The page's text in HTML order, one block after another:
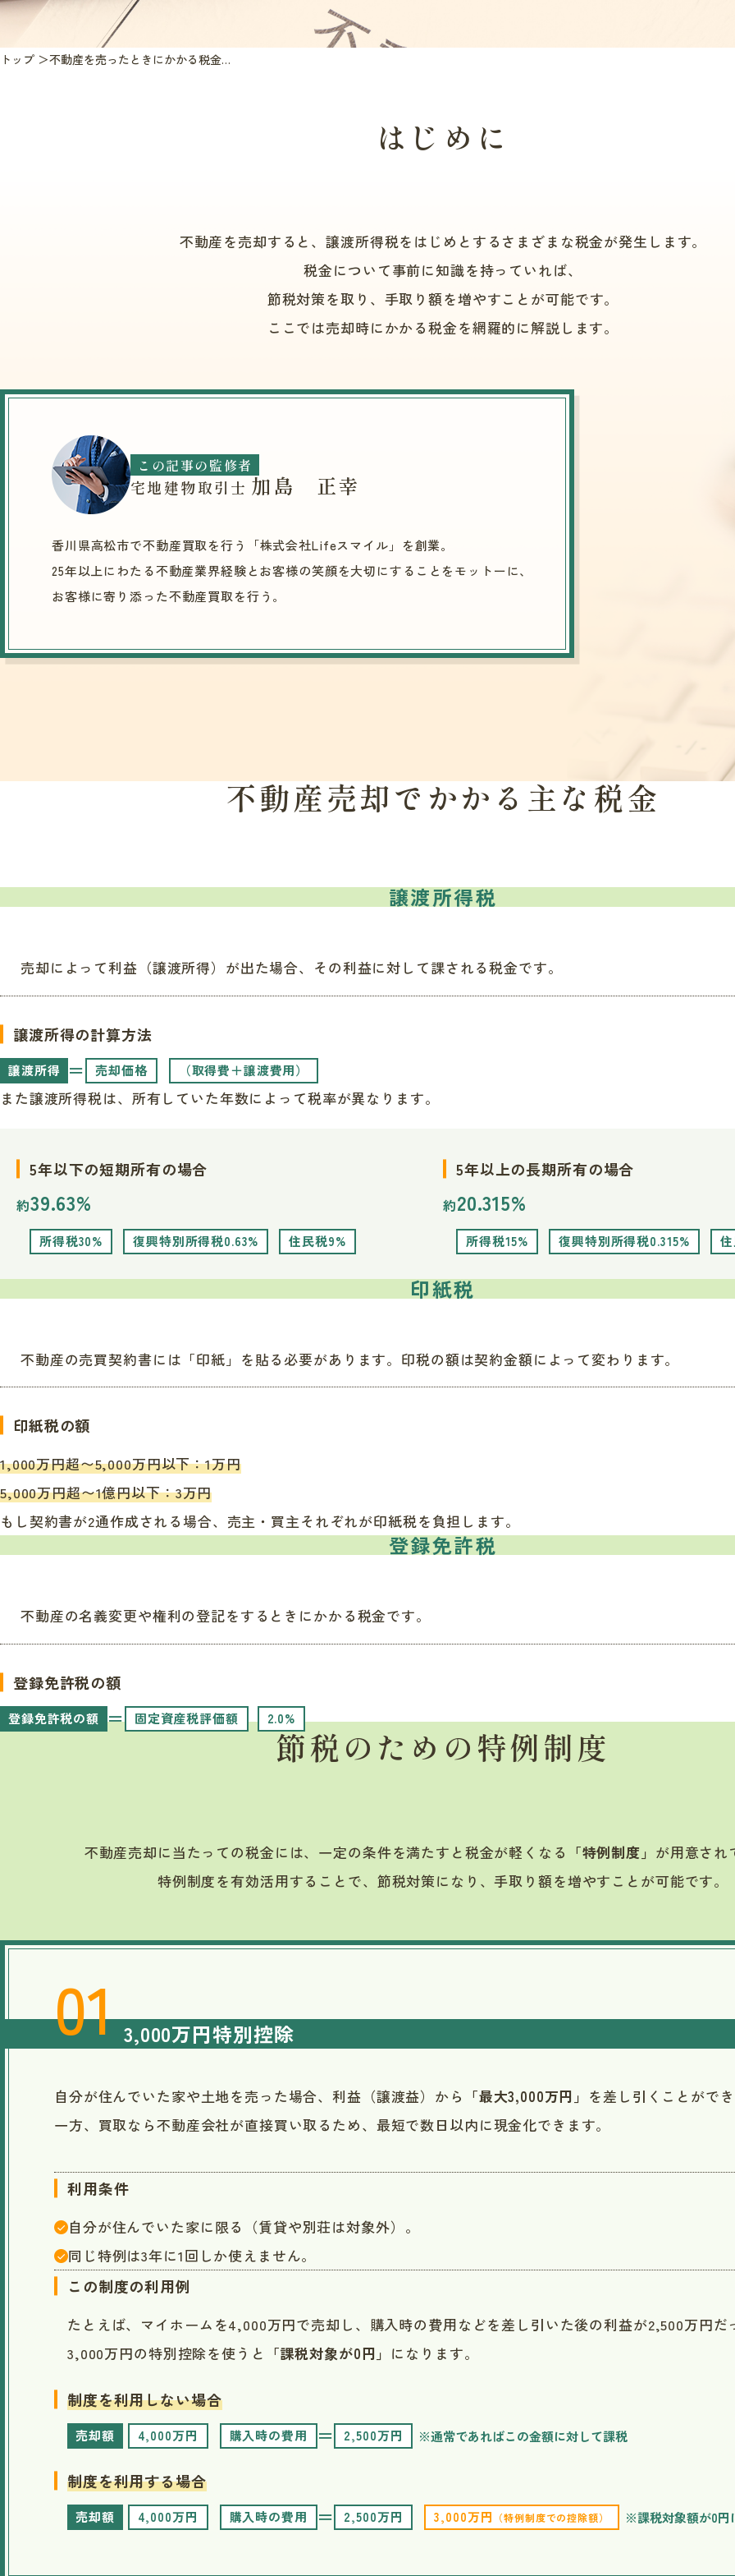
トップ 不動産を売ったときにかかる税金一覧｜高松市で売却前に知っておきたい費用と特例
はじめに
不動産を売却すると、譲渡所得税をはじめとするさまざまな税金が発生します。
税金について事前に知識を持っていれば、
節税対策を取り、手取り額を増やすことが可能です。
ここでは売却時にかかる税金を網羅的に解説します。
この記事の監修者
宅地建物取引士 加島 正幸
香川県高松市で不動産買取を行う
「株式会社Lifeスマイル」を創業。
25年以上にわたる不動産業界経験とお客様の笑顔を大切にすることをモットーに、
お客様に寄り添った不動産買取を行う。
不動産売却でかかる主な税金
譲渡所得税
売却によって利益（譲渡所得）が出た場合、その利益に対して課される税金です。
譲渡所得の計算方法
譲渡所得 ＝ 売却価格 （取得費＋譲渡費用）
また譲渡所得税は、所有していた年数によって税率が異なります。
5年以下の短期所有の場合
約39.63%
所得税30% 復興特別所得税0.63% 住民税9%
5年以上の長期所有の場合
約20.315%
所得税15% 復興特別所得税0.315%
印紙税
不動産の売買契約書には「印紙」を貼る必要があります。印税の額は契約金額によって変わります。
印紙税の額
1,000万円超〜5,000万円以下：1万円
5,000万円超〜1億円以下：3万円
もし契約書が2通作成される場合、売主・買主それぞれが印紙税を負担します。
登録免許税
不動産の名義変更や権利の登記をするときにかかる税金です。
登録免許税の額
登録免許税の額 ＝ 固定資産税評価額 2.0%
節税のための特例制度
不動産売却に当たっての税金には、一定の条件を満たすと税金が軽くなる 「特例制度」 が用意され
特例制度を有効活用することで、節税対策になり、手取り額を増やすことが可能です。
3,000万円特別控除
自分が住んでいた家や土地を売った場合、利益（譲渡益）から 「最大3,000万円」 を差し引くことができ
一方、買取なら不動産会社が直接買い取るため、最短で数日以内に現金化できます。
利用条件
自分が住んでいた家に限る（賃貸や別荘は対象外）。
同じ特例は3年に1回しか使えません。
この制度の利用例
たとえば、マイホームを4,000万円で売却し、購入時の費用などを差し引いた後の利益が2,500万円だ
3,000万円の特別控除を使うと 「課税対象が0円」 になります。
制度を利用しない場合
売却額 4,000万円 購入時の費用 ＝ 2,500万円 ※通常であればこの金額に対して課税
制度を利用する場合
売却額 4,000万円 購入時の費用 ＝ 2,500万円 3,000万円 （特例制度での控除額） ※課税対象額が0円